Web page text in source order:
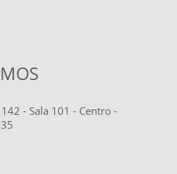
- Sala 101 - Centro -